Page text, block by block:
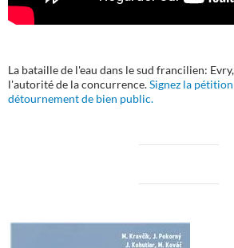
La bataille de l'eau dans le sud francilien:
l'autorité de la concurrence.Signez la
détournement de bien public.